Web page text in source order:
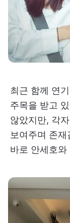
최근 함께 연
주목을 받고
않았지만, 각
보여주며 존재
바로 안세호